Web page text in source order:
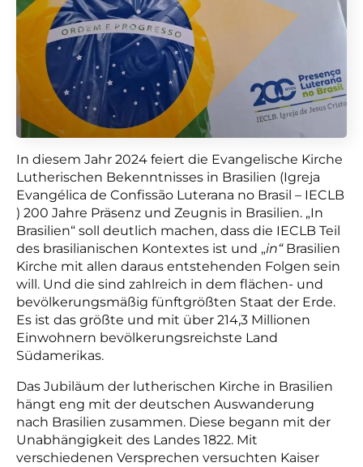
In diesem Jahr 2024 feiert die Evangelische Kirche
Lutherischen Bekenntnisses in Brasilien (Igreja
Evangélica de Confissão Luterana no Brasil – IECLB
) 200 Jahre Präsenz und Zeugnis in Brasilien. „In
Brasilien“ soll deutlich machen, dass die IECLB Teil
des brasilianischen Kontextes ist und „in“Brasilien
Kirche mit allen daraus entstehenden Folgen sein
will. Und die sind zahlreich in dem flächen- und
bevölkerungsmäßig fünftgrößten Staat der Erde.
Es ist das größte und mit über 214,3 Millionen
Einwohnern bevölkerungsreichste Land
Südamerikas.
Das Jubiläum der lutherischen Kirche in Brasilien
hängt eng mit der deutschen Auswanderung
nach Brasilien zusammen. Diese begann mit der
Unabhängigkeit des Landes 1822. Mit
verschiedenen Versprechen versuchten Kaiser